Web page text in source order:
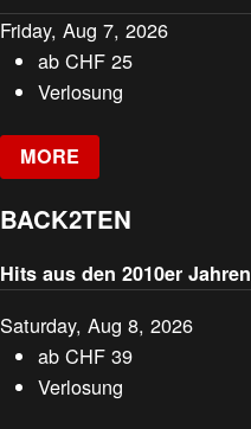
Friday, Aug 7, 2026
abCHF 25
Verlosung
MORE
BACK2TEN
Hits aus den 2010er Jahren
Saturday, Aug 8, 2026
abCHF 39
Verlosung